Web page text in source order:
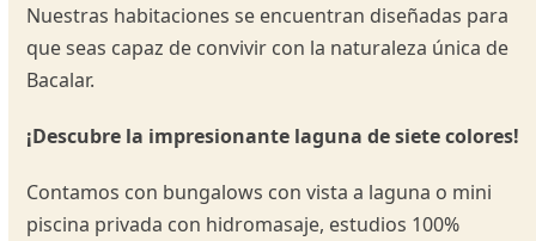
Nuestras habitaciones se encuentran diseñadas para
que seas capaz de convivir con la naturaleza única de
Bacalar.
¡Descubre la impresionante laguna de siete colores!
Contamos con bungalows con vista a laguna o mini
piscina privada con hidromasaje, estudios 100%